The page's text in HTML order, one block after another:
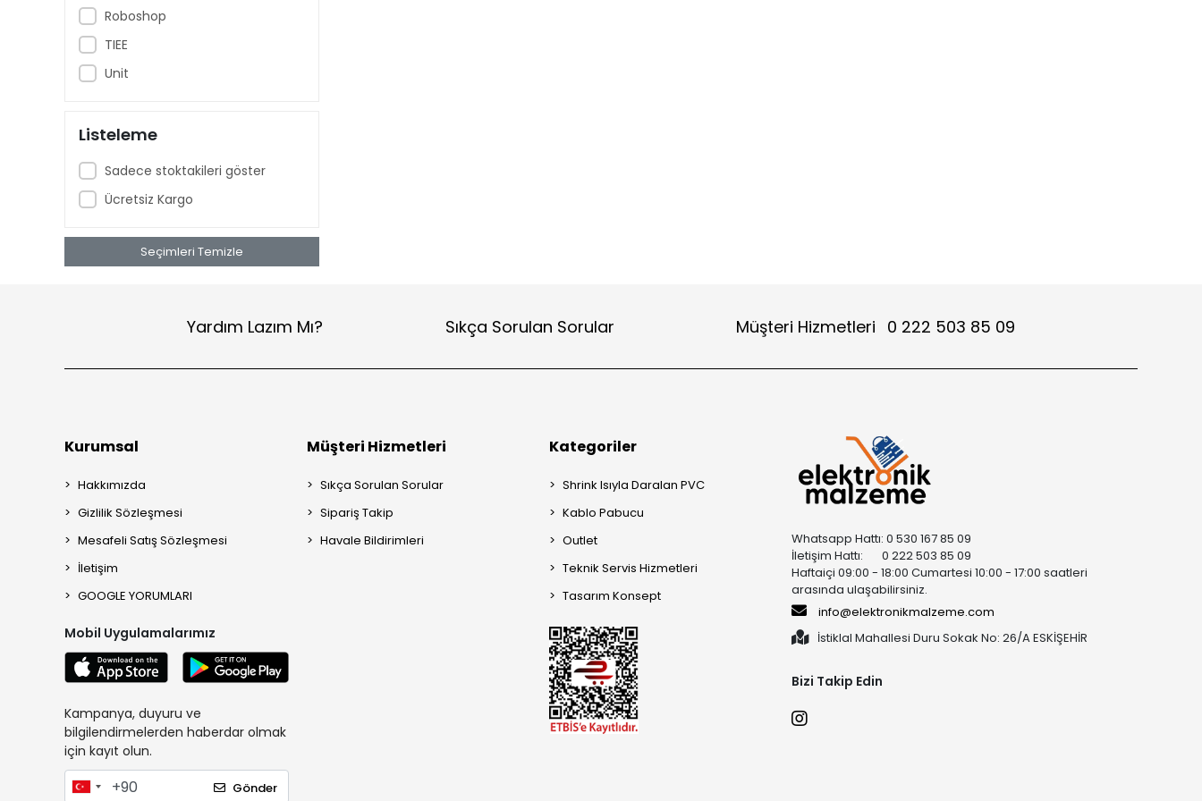
Roboshop
TIEE
Unit
Listeleme
Sadece stoktakileri göster
Ücretsiz Kargo
Seçimleri Temizle
Yardım Lazım Mı? Sıkça Sorulan Sorular Müşteri Hizmetleri 0 222 503 85 09
Kurumsal
Hakkımızda
Gizlilik Sözleşmesi
Mesafeli Satış Sözleşmesi
İletişim
GOOGLE YORUMLARI
Mobil Uygulamalarımız
Kampanya, duyuru ve
bilgilendirmelerden haberdar olmak
için kayıt olun.
Gönder
Müşteri Hizmetleri
Sıkça Sorulan Sorular
Sipariş Takip
Havale Bildirimleri
Kategoriler
Shrink Isıyla Daralan PVC
Kablo Pabucu
Outlet
Teknik Servis Hizmetleri
Tasarım Konsept
Whatsapp Hattı: 0 530 167 85 09
İletişim Hattı: 0 222 503 85 09
Haftaiçi 09:00 - 18:00 Cumartesi 10:00 - 17:00 saatleri
arasında ulaşabilirsiniz.
info@elektronikmalzeme.com
İstiklal Mahallesi Duru Sokak No: 26/A ESKİŞEHİR
Bizi Takip Edin